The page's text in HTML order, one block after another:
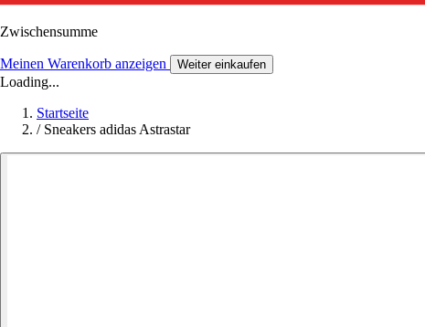
Zwischensumme
Meinen Warenkorb anzeigen Weiter einkaufen
Loading...
Startseite
/ Sneakers adidas Astrastar